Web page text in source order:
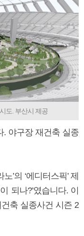
도. 부산시 제공
. 야구장 재건축 실종
’의 ‘에디터스픽’ 제
되나?’였습니다. 이
건축 실종사건 시즌 2